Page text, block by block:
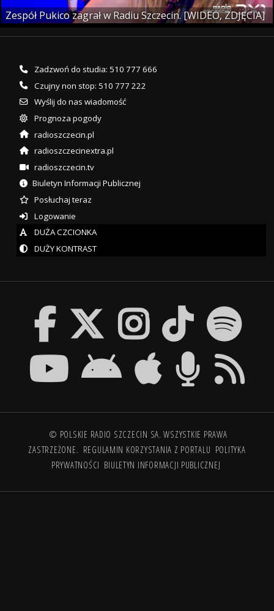
Zespół Pukico zagrał w Radiu Szczecin. [WIDEO, ZDJĘCIA]
Zadzwoń do studia: 510 777 666
Czujny non stop: 510 777 222
Wyślij do nas wiadomość
Prognoza pogody
radioszczecin.pl
radioszczecinextra.pl
radioszczecin.tv
Biuletyn Informacji Publicznej
Posłuchaj teraz
Logowanie
DUŻA CZCIONKA
DUŻY KONTRAST
© POLSKIE RADIO SZCZECIN SA. WSZYSTKIE PRAWA
ZASTRZEŻONE. REGULAMIN KORZYSTANIA Z PORTALU POLITYKA
PRYWATNOŚCI BIULETYN INFORMACJI PUBLICZNEJ